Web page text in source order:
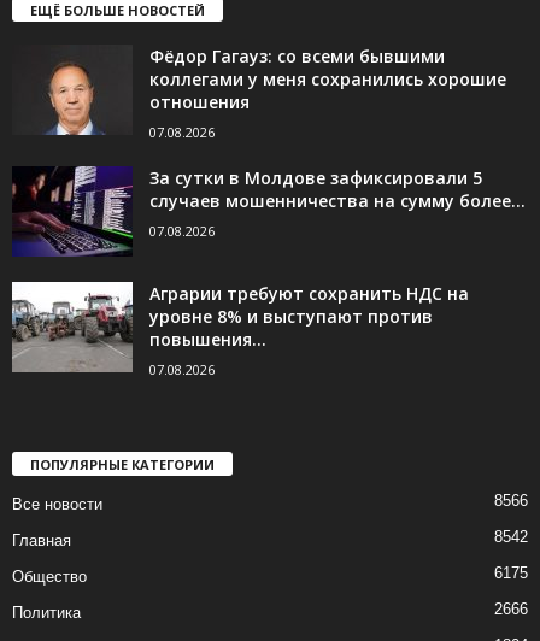
ЕЩЁ БОЛЬШЕ НОВОСТЕЙ
Фёдор Гагауз: со всеми бывшими
коллегами у меня сохранились хорошие
отношения
07.08.2026
За сутки в Молдове зафиксировали 5
случаев мошенничества на сумму более...
07.08.2026
Аграрии требуют сохранить НДС на
уровне 8% и выступают против
повышения...
07.08.2026
ПОПУЛЯРНЫЕ КАТЕГОРИИ
Все новости 8566
Главная 8542
Общество 6175
Политика 2666